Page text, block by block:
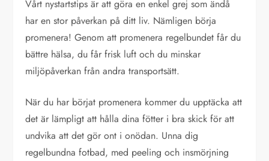
Vårt nystartstips är att göra en enkel grej som ändå
har en stor påverkan på ditt liv. Nämligen börja
promenera! Genom att promenera regelbundet får du
bättre hälsa, du får frisk luft och du minskar
miljöpåverkan från andra transportsätt.
När du har börjat promenera kommer du upptäcka att
det är lämpligt att hålla dina fötter i bra skick för att
undvika att det gör ont i onödan. Unna dig
regelbundna fotbad, med peeling och insmörjning